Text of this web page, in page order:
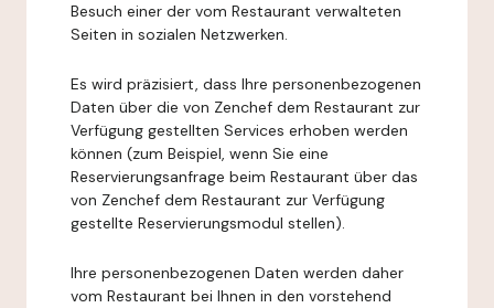
Besuch einer der vom Restaurant verwalteten
Seiten in sozialen Netzwerken.
Es wird präzisiert, dass Ihre personenbezogenen
Daten über die von Zenchef dem Restaurant zur
Verfügung gestellten Services erhoben werden
können (zum Beispiel, wenn Sie eine
Reservierungsanfrage beim Restaurant über das
von Zenchef dem Restaurant zur Verfügung
gestellte Reservierungsmodul stellen).
Ihre personenbezogenen Daten werden daher
vom Restaurant bei Ihnen in den vorstehend